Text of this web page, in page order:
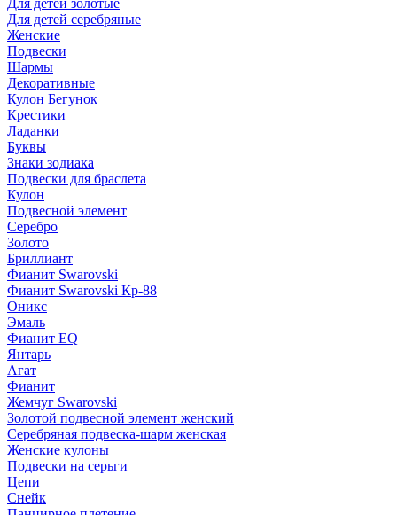
Для детей золотые
Для детей серебряные
Женские
Подвески
Шармы
Декоративные
Кулон Бегунок
Крестики
Ладанки
Буквы
Знаки зодиака
Подвески для браслета
Кулон
Подвесной элемент
Серебро
Золото
Бриллиант
Фианит Swarovski
Фианит Swarovski Кр-88
Оникс
Эмаль
Фианит EQ
Янтарь
Агат
Фианит
Жемчуг Swarovski
Золотой подвесной элемент женcкий
Серебряная подвеска-шарм женская
Женские кулоны
Подвески на серьги
Цепи
Снейк